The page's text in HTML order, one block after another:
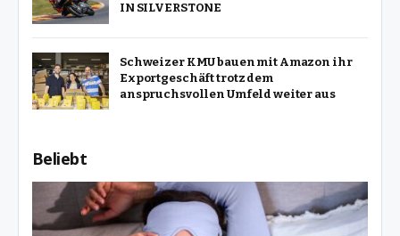
IN SILVERSTONE
Schweizer KMU bauen mit Amazon ihr
Exportgeschäft trotz dem
anspruchsvollen Umfeld weiter aus
Beliebt